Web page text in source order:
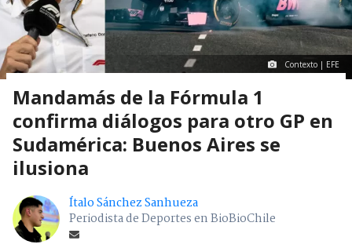
Contexto | EFE
Mandamás de la Fórmula 1
confirma diálogos para otro GP en
Sudamérica: Buenos Aires se
ilusiona
Ítalo Sánchez Sanhueza
Periodista de Deportes en BioBioChile